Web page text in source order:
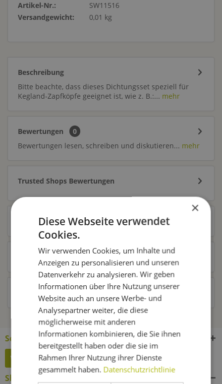
Artikel-Nr.:
SW11516
Versandgewicht:
0,01 kg
Beschreibung
Bitte beachte, dass dieses Dichtungsset speziell für
Kegland-Zapfköpfe geeignet ist, wie z. B.:... mehr
Bewertungen
0
Bewertungen lesen, schreiben und diskutieren... mehr
Trusted Shops Bewertungen
Zubehör 2
Ähnliche Artikel
Kunden haben sich ebenfalls angesehen
Service Hotline
Widerruf erklären
Shop Service
×
Diese Webseite verwendet
Cookies.
Wir verwenden Cookies, um Inhalte und
Anzeigen zu personalisieren und unseren
Datenverkehr zu analysieren. Wir geben
Informationen über Ihre Nutzung unserer
Website auch an unsere Werbe- und
Analysepartner weiter, die diese
möglicherweise mit anderen
Informationen kombinieren, die Sie ihnen
bereitgestellt haben oder die sie im
Rahmen Ihrer Nutzung ihrer Dienste
gesammelt haben. Datenschutzrichtlinie